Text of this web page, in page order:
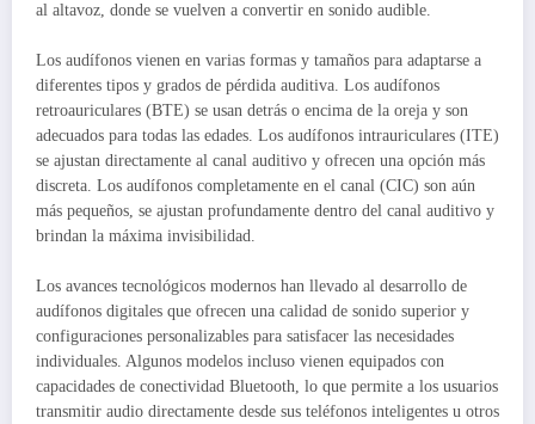
al altavoz, donde se vuelven a convertir en sonido audible.
Los audífonos vienen en varias formas y tamaños para adaptarse a
diferentes tipos y grados de pérdida auditiva. Los audífonos
retroauriculares (BTE) se usan detrás o encima de la oreja y son
adecuados para todas las edades. Los audífonos intrauriculares (ITE)
se ajustan directamente al canal auditivo y ofrecen una opción más
discreta. Los audífonos completamente en el canal (CIC) son aún
más pequeños, se ajustan profundamente dentro del canal auditivo y
brindan la máxima invisibilidad.
Los avances tecnológicos modernos han llevado al desarrollo de
audífonos digitales que ofrecen una calidad de sonido superior y
configuraciones personalizables para satisfacer las necesidades
individuales. Algunos modelos incluso vienen equipados con
capacidades de conectividad Bluetooth, lo que permite a los usuarios
transmitir audio directamente desde sus teléfonos inteligentes u otros